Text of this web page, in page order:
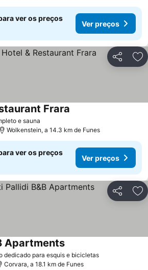
ver os preços
Ver preços
Partilhar
e sauna
Frara
Wolkenstein, a 14.3 km de Funes
ver os preços
Ver preços
Partilhar
dedicado para esquis e bicicletasVer preços
ApartmentsVer preços
Corvara, a 18.1 km de Funes